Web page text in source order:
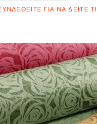
ΓΙΑ ΝΑ ΔΕΊΤΕ